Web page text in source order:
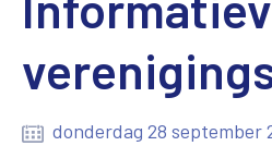
donderdag 28 september